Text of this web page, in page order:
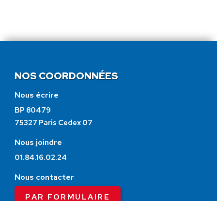
NOS COORDONNÉES
Nous écrire
BP 80479
75327 Paris Cedex 07
Nous joindre
01.84.16.02.24
Nous contacter
PAR FORMULAIRE